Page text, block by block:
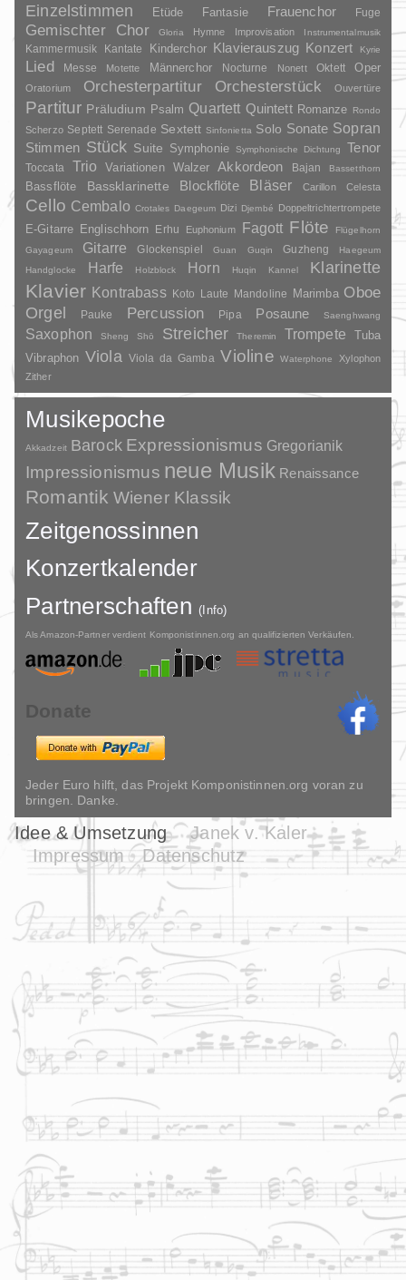
Einzelstimmen
Etüde Fantasie Frauenchor Fuge
Gemischter Chor Gloria Hymne Improvisation Instrumentalmusik
Kammermusik Kantate Kinderchor Klavierauszug Konzert Kyrie
Lied Messe Motette Männerchor Nocturne Nonett Oktett Oper
Oratorium Orchesterpartitur Orchesterstück Ouvertüre
Partitur Präludium Psalm Quartett Quintett Romanze Rondo
Scherzo Septett Serenade Sextett Sinfonietta Solo Sonate Sopran
Stimmen Stück Suite Symphonie Symphonische Dichtung Tenor
Toccata Trio Variationen Walzer Akkordeon Bajan Bassetthorn
Bassflöte Bassklarinette Blockflöte Bläser Carillon Celesta
Cello Cembalo Crotales Daegeum Dizi Djembé Doppeltrichtertrompete
E-Gitarre Englischhorn Erhu Euphonium Fagott Flöte
Flügelhorn
Gayageum
Gitarre Glockenspiel Guan Guqin Guzheng
Haegeum
Handglocke
Harfe Holzblock Horn Huqin Kannel Klarinette
Klavier Kontrabass Koto Laute Mandoline Marimba Oboe
Orgel Pauke Percussion Pipa Posaune Saenghwang
Saxophon Sheng Shō Streicher Theremin Trompete
Tuba
Vibraphon Viola Viola da Gamba Violine Waterphone
Xylophon
Zither
Musikepoche
Akkadzeit Barock Expressionismus Gregorianik
Impressionismus neue Musik Renaissance
Romantik Wiener Klassik
Zeitgenossinnen
Konzertkalender
Partnerschaften(Info)
Als Amazon-Partner verdient Komponistinnen.org an qualifizierten Verkäufen.
Donate
Jeder Euro hilft, das Projekt Komponistinnen.org voran zu
bringen. Danke.
Idee & Umsetzung
Janek v. Kaler
Impressum
Datenschutz